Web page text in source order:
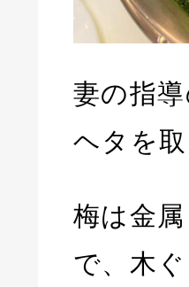
妻の指
ヘタを
梅は金
で、木